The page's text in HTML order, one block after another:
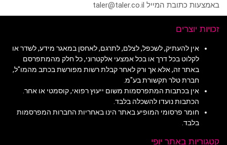
באמצעות כתובת המייל taler@taler.co.il
זכויות יוצרים
אין להעתיק, לשכפל, לצלם, לתרגם, לאחסן במאגר מידע, לשדר או
לקלוט בכל דרך או בכל אמצעי אלקטרוני, כל חלק מהמתפרסם
באתר זה, אלא אך ורק לאחר קבלת רשות מפורשת בכתב מהמו"ל,
חברת טלר תקשורת בע"מ.
אין בכתבות המתפרסמות משום ייעוץ רפואי, קוסמטי או אחר.
הכתבות נועדו להשכלה בלבד.
חומר פרסומי המופיע באתר הינו באחריות החברות המפרסמות
בלבד.
קטגוריות באתר יופי